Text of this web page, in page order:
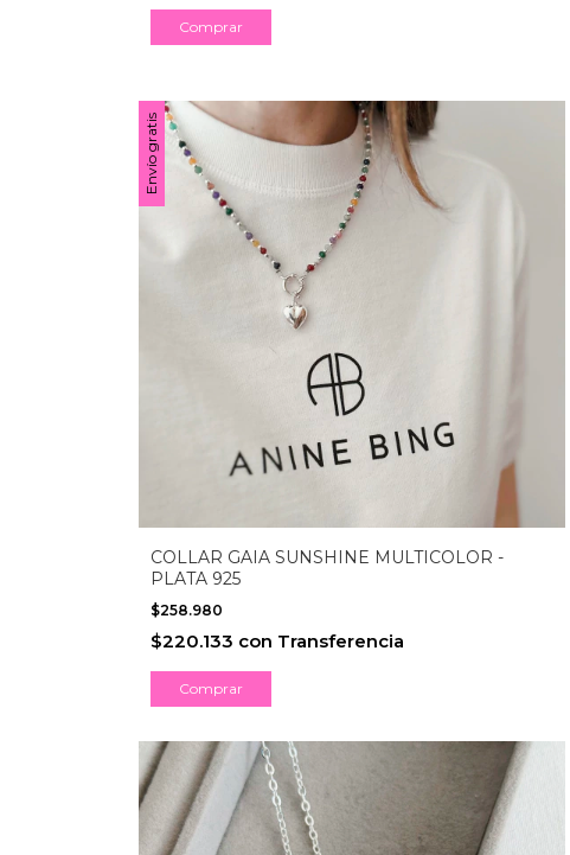
Envío gratis
COLLAR GAIA SUNSHINE MULTICOLOR -
PLATA 925
$258.980
$220.133 con Transferencia